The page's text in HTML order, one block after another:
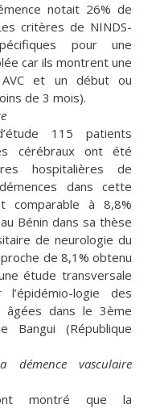
notait 26% de
critères de NINDS-
pour une
car ils montrent une
et un début ou
de 3 mois).
115 patients
cérébraux ont été
hospitalières de
dans cette
à 8,8%
Bénin dans sa thèse
de neurologie du
de 8,1% obtenu
étude transversale
logie des
âgées dans le 3ème
Bangui (République
démence vasculaire
montré que la